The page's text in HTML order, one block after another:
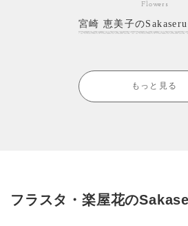
Flowers
宮崎 恵美子の
もっと見る
フラスタ・楽屋花の